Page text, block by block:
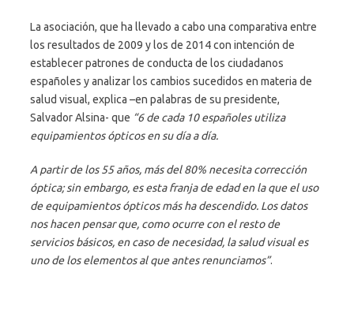
La asociación, que ha llevado a cabo una comparativa entre
los resultados de 2009 y los de 2014 con intención de
establecer patrones de conducta de los ciudadanos
españoles y analizar los cambios sucedidos en materia de
salud visual, explica –en palabras de su presidente,
Salvador Alsina- que “6 de cada 10 españoles utiliza
equipamientos ópticos en su día a día.
A partir de los 55 años, más del 80% necesita corrección
óptica; sin embargo, es esta franja de edad en la que el uso
de equipamientos ópticos más ha descendido. Los datos
nos hacen pensar que, como ocurre con el resto de
servicios básicos, en caso de necesidad, la salud visual es
uno de los elementos al que antes renunciamos”.